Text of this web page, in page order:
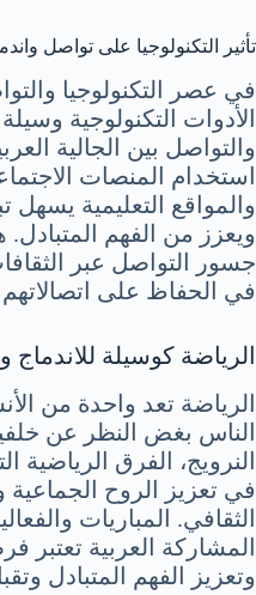
تأثير التكنولوجيا على تواصل
في عصر التكنولوجيا
الأدوات التكنولوجية
والتواصل بين الجالية
استخدام المنصات
والمواقع التعليمية يسهل
ويعزز من الفهم
جسور التواصل عبر
في الحفاظ على اتصالاتهم
الرياضة كوسيلة للاندماج
الرياضة تعد واحدة من
الناس بغض النظر عن
النرويج، الفرق
في تعزيز الروح الجماعية
الثقافي. المباريات
المشاركة العربية
وتعزيز الفهم المتبادل